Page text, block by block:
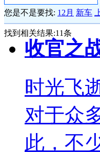
您是不是要找: 12月 新车
找到相关结果:11条
收官之
时光飞
对于众
此，不